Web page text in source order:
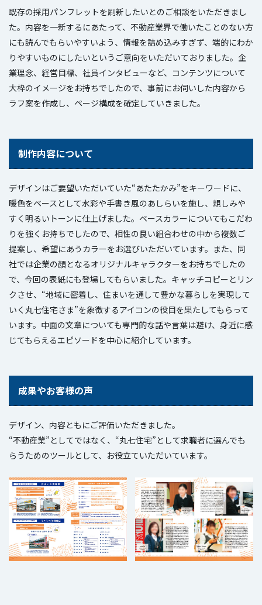
既存の採用パンフレットを刷新したいとのご相談をいただきまし
た。内容を一新するにあたって、不動産業界で働いたことのない方
にも読んでもらいやすいよう、情報を詰め込みすぎず、端的にわか
りやすいものにしたいというご意向をいただいておりました。企
業理念、経営目標、社員インタビューなど、コンテンツについて
大枠のイメージをお持ちでしたので、事前にお伺いした内容から
ラフ案を作成し、ページ構成を確定していきました。
制作内容について
デザインはご要望いただいていた“あたたかみ”をキーワードに、
暖色をベースとして水彩や手書き風のあしらいを施し、親しみや
すく明るいトーンに仕上げました。ベースカラーについてもこだわ
りを強くお持ちでしたので、相性の良い組合わせの中から複数ご
提案し、希望にあうカラーをお選びいただいています。また、同
社では企業の顔となるオリジナルキャラクターをお持ちでしたの
で、今回の表紙にも登場してもらいました。キャッチコピーとリン
クさせ、“地域に密着し、住まいを通して豊かな暮らしを実現して
いく丸七住宅さま”を象徴するアイコンの役目を果たしてもらって
います。中面の文章についても専門的な話や言葉は避け、身近に感
じてもらえるエピソードを中心に紹介しています。
成果やお客様の声
デザイン、内容ともにご評価いただきました。
“不動産業”としてではなく、“丸七住宅”として求職者に選んでも
らうためのツールとして、お役立ていただいています。